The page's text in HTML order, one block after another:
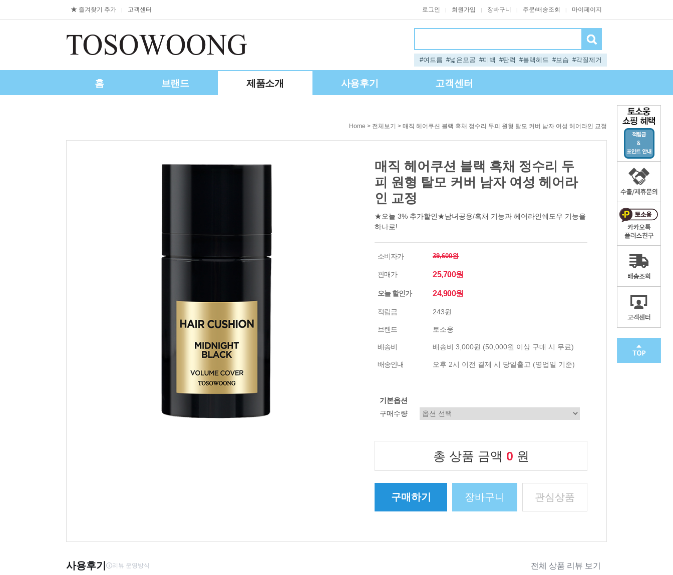
즐겨찾기 추가 | 고객센터 로그인 | 회원가입 | 장바구니 | 주문/배송조회 | 마이페이지
#여드름 #넓은모공 #미백 #탄력 #블랙헤드 #보습 #각질제거
홈 브랜드 제품소개 사용후기 고객센터
Home > 전체보기 > 매직 헤어쿠션 블랙 흑채 정수리 두피 원형 탈모 커버 남자 여성 헤어라인 교정
매직 헤어쿠션 블랙 흑채 정수리 두
피 원형 탈모 커버 남자 여성 헤어라
인 교정
★오늘 3% 추가할인★남녀공용/흑채 기능과 헤어라인쉐도우 기능을
하나로!
소비자가 39,600원
판매가 25,700원
오늘 할인가 24,900원
적립금 243원
브랜드 토소웅
배송비 배송비 3,000원 (50,000원 이상 구매 시 무료)
배송안내 오후 2시 이전 결제 시 당일출고 (영업일 기준)
기본옵션
구매수량
총 상품 금액 0 원
구매하기 장바구니 관심상품